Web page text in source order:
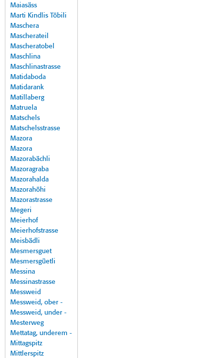
Maiasäss
Marti Kindlis Töbili
Maschera
Mascherateil
Mascheratobel
Maschlina
Maschlinastrasse
Matidaboda
Matidarank
Matillaberg
Matruela
Matschels
Matschelsstrasse
Mazora
Mazora
Mazorabächli
Mazoragraba
Mazorahalda
Mazorahöhi
Mazorastrasse
Megeri
Meierhof
Meierhofstrasse
Meisbädli
Mesmersguet
Mesmersgüetli
Messina
Messinastrasse
Messweid
Messweid, ober -
Messweid, under -
Mesterweg
Mettatag, underem -
Mittagspitz
Mittlerspitz